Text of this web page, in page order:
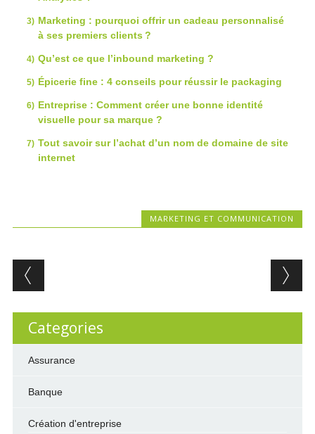
Marketing : pourquoi offrir un cadeau personnalisé
à ses premiers clients ?
Qu’est ce que l’inbound marketing ?
Épicerie fine : 4 conseils pour réussir le packaging
Entreprise : Comment créer une bonne identité
visuelle pour sa marque ?
Tout savoir sur l’achat d’un nom de domaine de site
internet
MARKETING ET COMMUNICATION
Post navigation
Categories
Assurance
Banque
Création d'entreprise